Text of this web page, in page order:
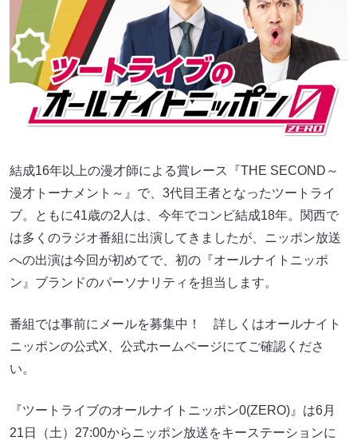
結成16年以上の漫才師による賞レース『THE SECOND～
漫才トーナメント～』で、3代目王者となったツートライ
ブ。ともに41歳の2人は、今年でコンビ結成18年。関西で
は多くのラジオ番組に出演してきましたが、ニッポン放送
への出演は今回が初めてで、初の『オールナイトニッポ
ン』ブランドのパーソナリティを担当します。
番組では事前にメールを募集中！ 詳しくはオールナイト
ニッポンの公式X、公式ホームページにてご確認くださ
い。
『ツートライブのオールナイトニッポン0(ZERO)』は6月
21日（土）27:00からニッポン放送をキーステーションに